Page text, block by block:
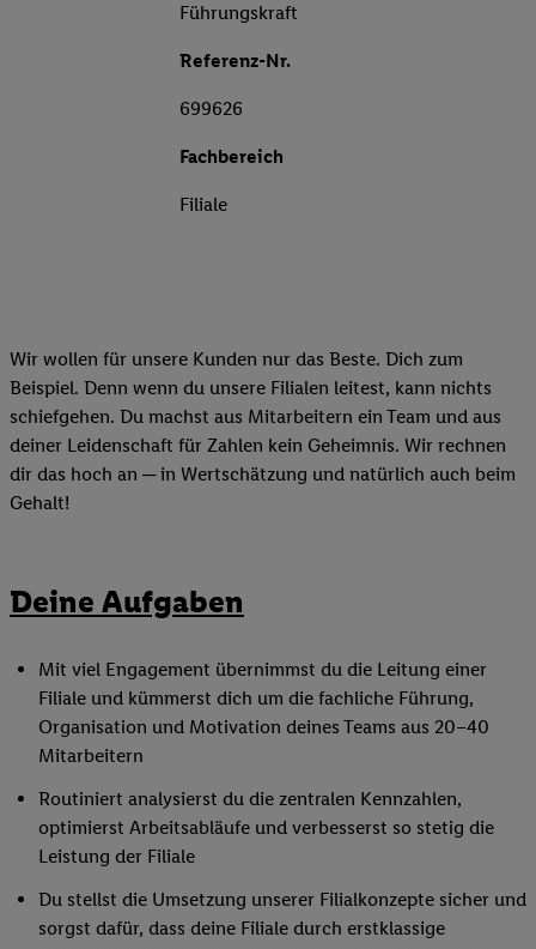
Führungskraft
Referenz-Nr.
699626
Fachbereich
Filiale
Wir wollen für unsere Kunden nur das Beste. Dich zum
Beispiel. Denn wenn du unsere Filialen leitest, kann nichts
schiefgehen. Du machst aus Mitarbeitern ein Team und aus
deiner Leidenschaft für Zahlen kein Geheimnis. Wir rechnen
dir das hoch an ─ in Wertschätzung und natürlich auch beim
Gehalt!
Deine Aufgaben
Mit viel Engagement übernimmst du die Leitung einer
Filiale und kümmerst dich um die fachliche Führung,
Organisation und Motivation deines Teams aus 20–40
Mitarbeitern
Routiniert analysierst du die zentralen Kennzahlen,
optimierst Arbeitsabläufe und verbesserst so stetig die
Leistung der Filiale
Du stellst die Umsetzung unserer Filialkonzepte sicher und
sorgst dafür, dass deine Filiale durch erstklassige